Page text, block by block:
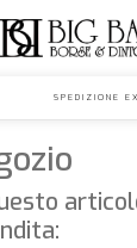
200€